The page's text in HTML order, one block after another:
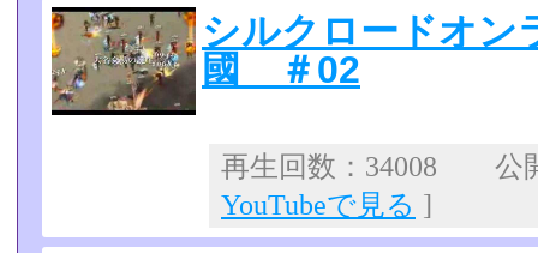
シルクロードオ
國 ＃02
再生回数：34008 公
YouTubeで見る ]